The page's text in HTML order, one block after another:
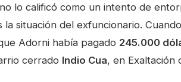
lo calificó como un intento de
la situación del exfuncionario.
Adorni había pagado 245.000
cerrado Indio Cua, en Exaltación